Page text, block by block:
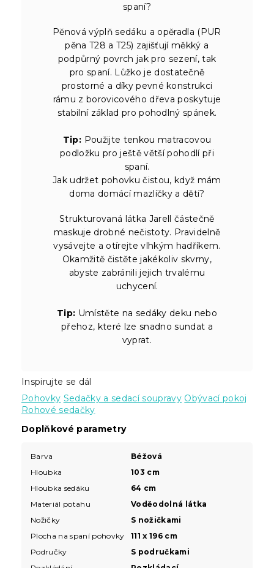
spaní?
Pěnová výplň sedáku a opěradla (PUR
pěna T28 a T25) zajišťují měkký a
podpůrný povrch jak pro sezení, tak
pro spaní. Lůžko je dostatečně
prostorné a díky pevné konstrukci
rámu z borovicového dřeva poskytuje
stabilní základ pro pohodlný spánek.
Tip: Použijte tenkou matracovou
podložku pro ještě větší pohodlí při
spaní.
Jak udržet pohovku čistou, když mám
doma domácí mazlíčky a děti?
Strukturovaná látka Jarell částečně
maskuje drobné nečistoty. Pravidelně
vysávejte a otírejte vlhkým hadříkem.
Okamžitě čistěte jakékoliv skvrny,
abyste zabránili jejich trvalému
uchycení.
Tip: Umístěte na sedáky deku nebo
přehoz, které lze snadno sundat a
vyprat.
Inspirujte se dál
Pohovky Sedačky a sedací soupravy Obývací pokoj
Rohové sedačky
Doplňkové parametry
Barva
Béžová
Hloubka
103 cm
Hloubka sedáku
64 cm
Materiál potahu
Voděodolná látka
Nožičky
S nožičkami
Plocha na spaní pohovky
111 x 196 cm
Područky
S područkami